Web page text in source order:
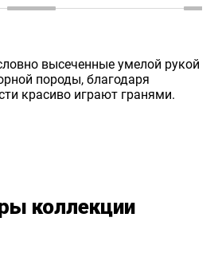
высеченные умелой рукой
породы, благодаря
красиво играют гранями.
коллекции